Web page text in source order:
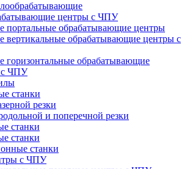
центры с ЧПУ
портальные обрабатывающие центры
вертикальные обрабатывающие центры с
горизонтальные обрабатывающие
с ЧПУ
станки
резки
и поперечной резки
станки
станки
станки
с ЧПУ